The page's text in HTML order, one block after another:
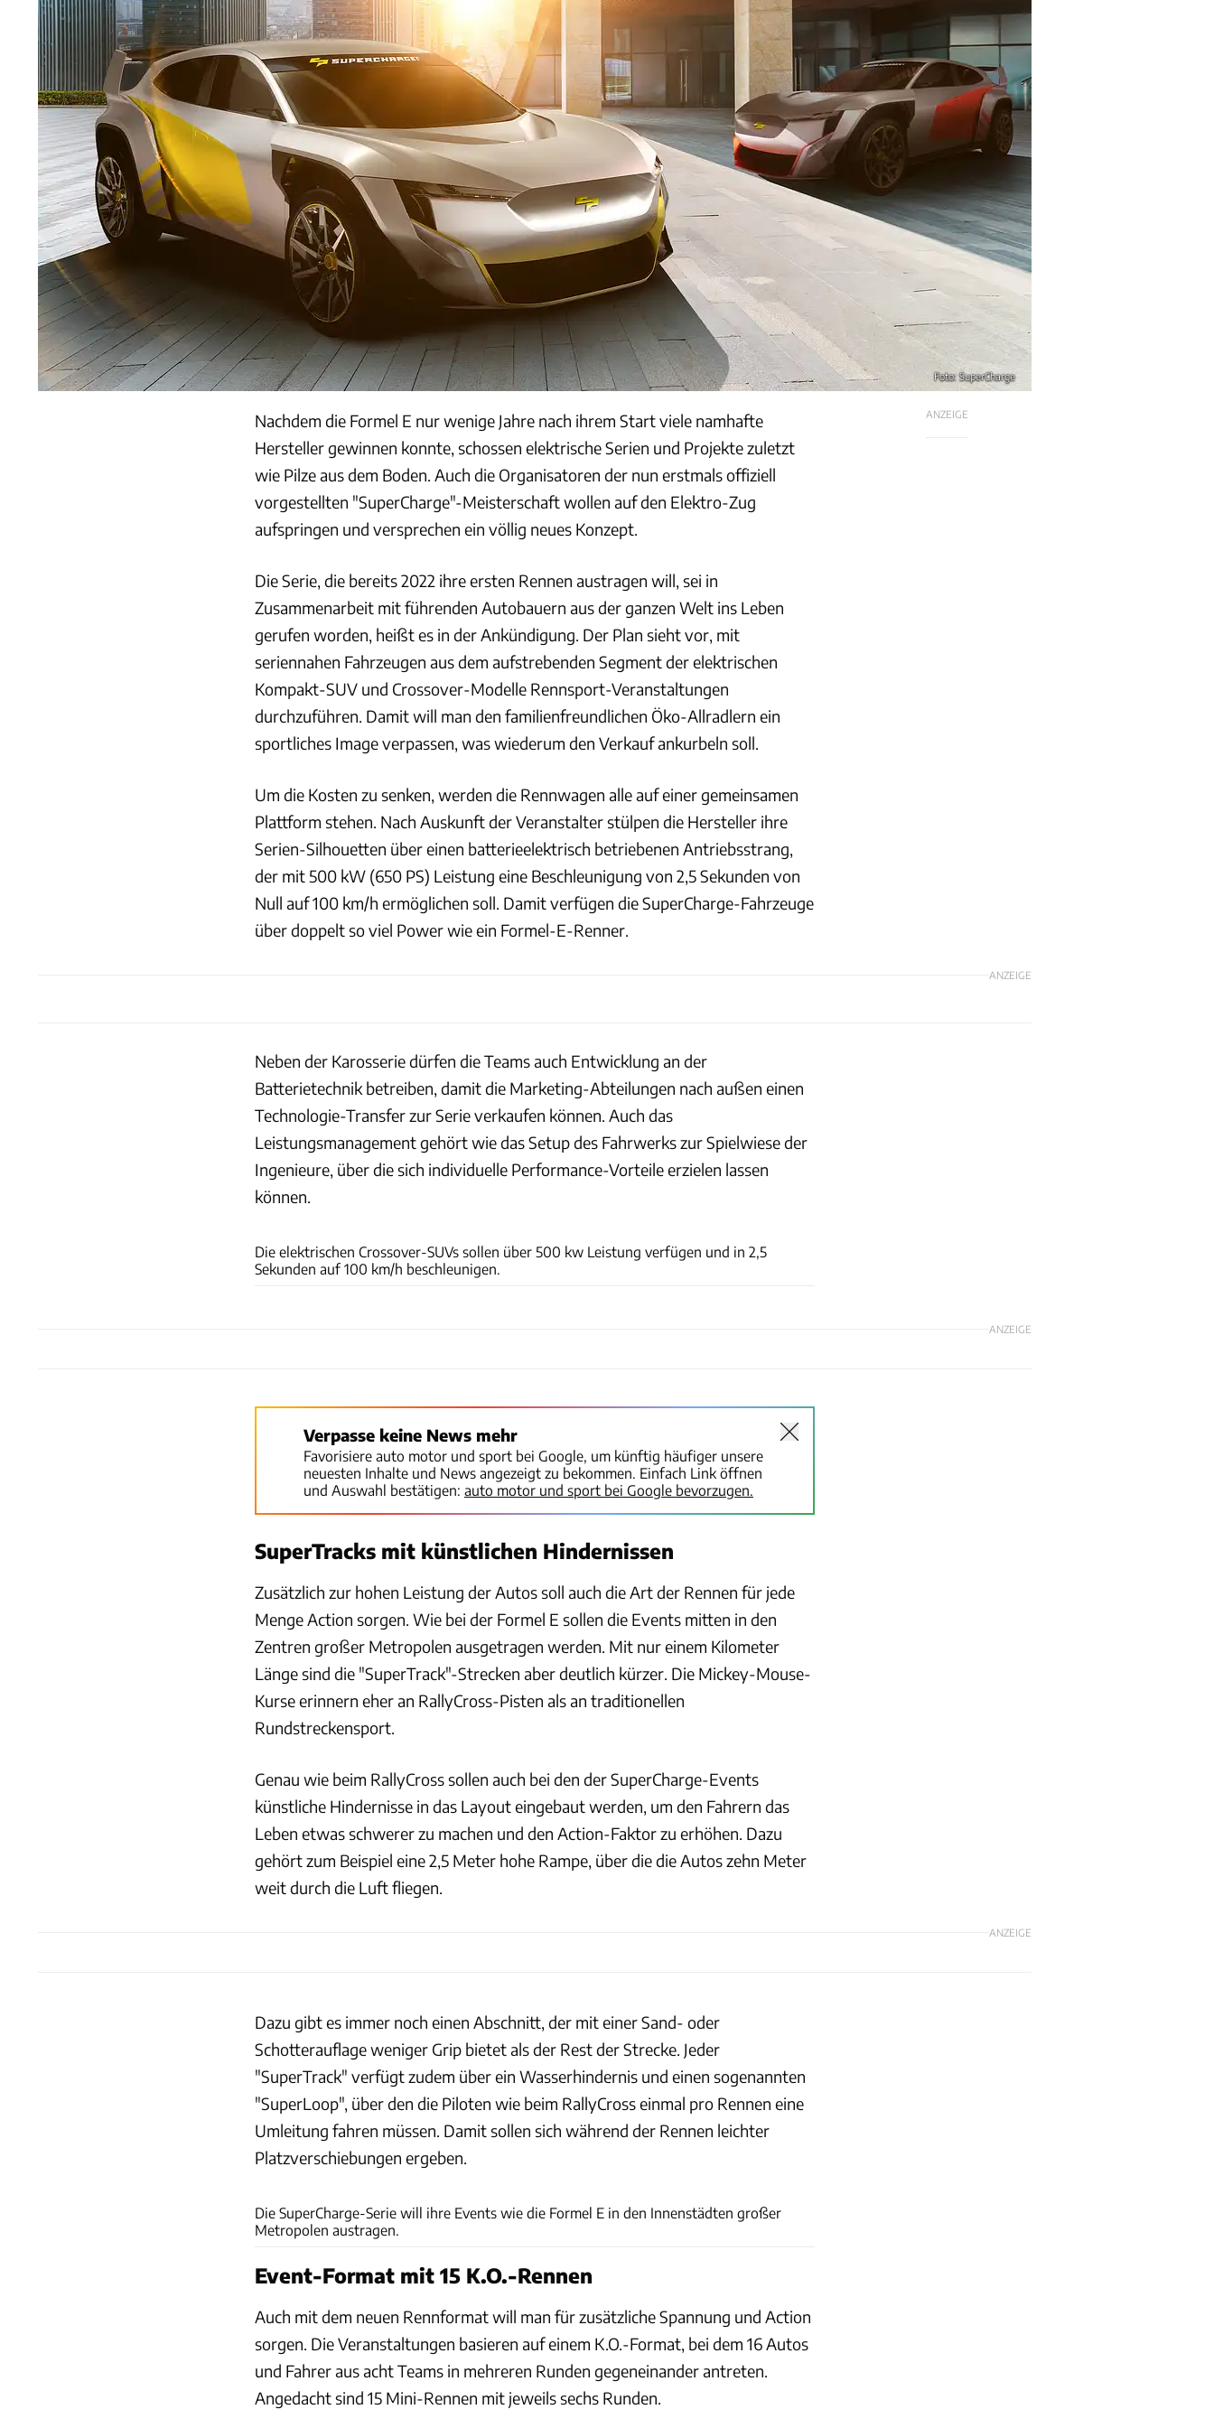
Foto: SuperCharge
ANZEIGE
Nachdem die Formel E nur wenige Jahre nach ihrem Start viele namhafte
Hersteller gewinnen konnte, schossen elektrische Serien und Projekte zuletzt
wie Pilze aus dem Boden. Auch die Organisatoren der nun erstmals offiziell
vorgestellten "SuperCharge"-Meisterschaft wollen auf den Elektro-Zug
aufspringen und versprechen ein völlig neues Konzept.
Die Serie, die bereits 2022 ihre ersten Rennen austragen will, sei in
Zusammenarbeit mit führenden Autobauern aus der ganzen Welt ins Leben
gerufen worden, heißt es in der Ankündigung. Der Plan sieht vor, mit
seriennahen Fahrzeugen aus dem aufstrebenden Segment der elektrischen
Kompakt-SUV und Crossover-Modelle Rennsport-Veranstaltungen
durchzuführen. Damit will man den familienfreundlichen Öko-Allradlern ein
sportliches Image verpassen, was wiederum den Verkauf ankurbeln soll.
Um die Kosten zu senken, werden die Rennwagen alle auf einer gemeinsamen
Plattform stehen. Nach Auskunft der Veranstalter stülpen die Hersteller ihre
Serien-Silhouetten über einen batterieelektrisch betriebenen Antriebsstrang,
der mit 500 kW (650 PS) Leistung eine Beschleunigung von 2,5 Sekunden von
Null auf 100 km/h ermöglichen soll. Damit verfügen die SuperCharge-Fahrzeuge
über doppelt so viel Power wie ein Formel-E-Renner.
ANZEIGE
Neben der Karosserie dürfen die Teams auch Entwicklung an der
Batterietechnik betreiben, damit die Marketing-Abteilungen nach außen einen
Technologie-Transfer zur Serie verkaufen können. Auch das
Leistungsmanagement gehört wie das Setup des Fahrwerks zur Spielwiese der
Ingenieure, über die sich individuelle Performance-Vorteile erzielen lassen
können.
Die elektrischen Crossover-SUVs sollen über 500 kw Leistung verfügen und in 2,5
Sekunden auf 100 km/h beschleunigen.
ANZEIGE
Verpasse keine News mehr
Favorisiere auto motor und sport bei Google, um künftig häufiger unsere
neuesten Inhalte und News angezeigt zu bekommen. Einfach Link öffnen
und Auswahl bestätigen: auto motor und sport bei Google bevorzugen.
SuperTracks mit künstlichen Hindernissen
Zusätzlich zur hohen Leistung der Autos soll auch die Art der Rennen für jede
Menge Action sorgen. Wie bei der Formel E sollen die Events mitten in den
Zentren großer Metropolen ausgetragen werden. Mit nur einem Kilometer
Länge sind die "SuperTrack"-Strecken aber deutlich kürzer. Die Mickey-Mouse-
Kurse erinnern eher an RallyCross-Pisten als an traditionellen
Rundstreckensport.
Genau wie beim RallyCross sollen auch bei den der SuperCharge-Events
künstliche Hindernisse in das Layout eingebaut werden, um den Fahrern das
Leben etwas schwerer zu machen und den Action-Faktor zu erhöhen. Dazu
gehört zum Beispiel eine 2,5 Meter hohe Rampe, über die die Autos zehn Meter
weit durch die Luft fliegen.
ANZEIGE
Dazu gibt es immer noch einen Abschnitt, der mit einer Sand- oder
Schotterauflage weniger Grip bietet als der Rest der Strecke. Jeder
"SuperTrack" verfügt zudem über ein Wasserhindernis und einen sogenannten
"SuperLoop", über den die Piloten wie beim RallyCross einmal pro Rennen eine
Umleitung fahren müssen. Damit sollen sich während der Rennen leichter
Platzverschiebungen ergeben.
Die SuperCharge-Serie will ihre Events wie die Formel E in den Innenstädten großer
Metropolen austragen.
Event-Format mit 15 K.O.-Rennen
Auch mit dem neuen Rennformat will man für zusätzliche Spannung und Action
sorgen. Die Veranstaltungen basieren auf einem K.O.-Format, bei dem 16 Autos
und Fahrer aus acht Teams in mehreren Runden gegeneinander antreten.
Angedacht sind 15 Mini-Rennen mit jeweils sechs Runden.